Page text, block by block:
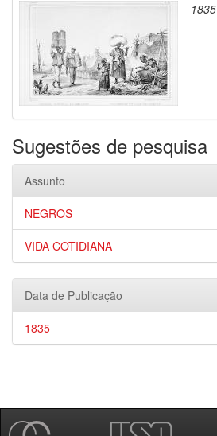
1835
Sugestões de pesquisa
Assunto
NEGROS
VIDA COTIDIANA
Data de Publicação
1835